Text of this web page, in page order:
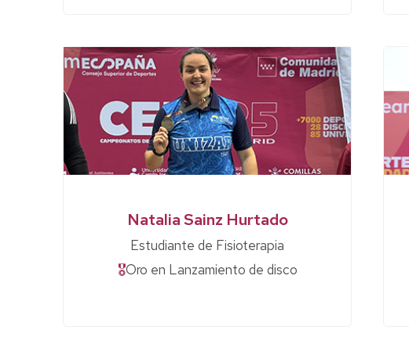
Natalia Sainz Hurtado
Estudiante de Fisioterapia
🎖Oro en Lanzamiento de disco